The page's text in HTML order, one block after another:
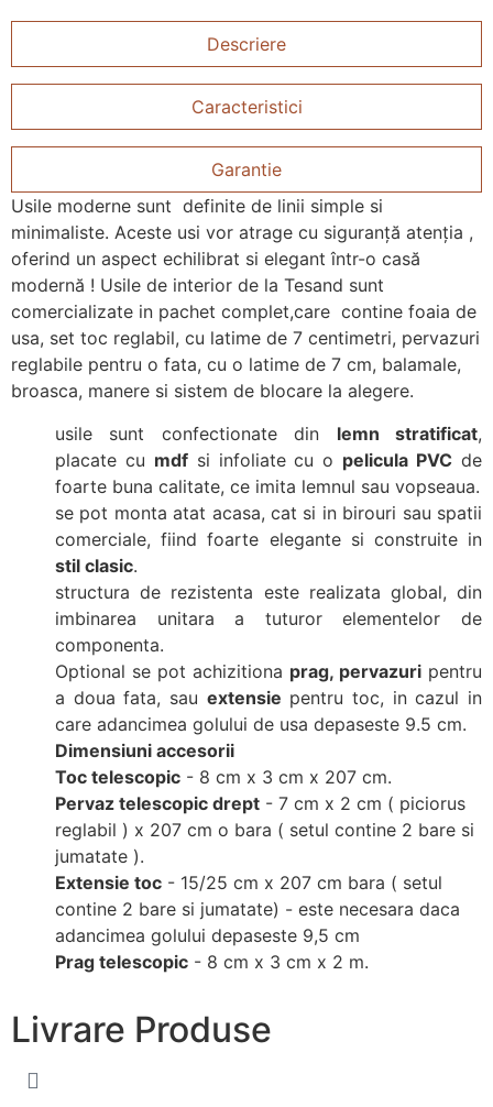
Descriere
Caracteristici
Garantie
Usile moderne sunt definite de linii simple si
minimaliste. Aceste usi vor atrage cu siguranță atenția ,
oferind un aspect echilibrat si elegant într-o casă
modernă ! Usile de interior de la Tesand sunt
comercializate in pachet complet,care contine foaia de
usa, set toc reglabil, cu latime de 7 centimetri, pervazuri
reglabile pentru o fata, cu o latime de 7 cm, balamale,
broasca, manere si sistem de blocare la alegere.
usile sunt confectionate din lemn stratificat,
placate cu mdfsi infoliate cu o pelicula PVC de
foarte buna calitate, ce imita lemnul sau vopseaua.
se pot monta atat acasa, cat si in birouri sau spatii
comerciale, fiind foarte elegante si construite in
stil clasic.
structura de rezistenta este realizata global, din
imbinarea unitara a tuturor elementelor de
componenta.
Optional se pot achizitiona prag, pervazuri pentru
a doua fata, sau extensie pentru toc, in cazul in
care adancimea golului de usa depaseste 9.5 cm.
Dimensiuni accesorii
Toc telescopic - 8 cm x 3 cm x 207 cm.
Pervaz telescopic drept - 7 cm x 2 cm ( piciorus
reglabil ) x 207 cm o bara ( setul contine 2 bare si
jumatate ).
Extensie toc - 15/25 cm x 207 cm bara ( setul
contine 2 bare si jumatate) - este necesara daca
adancimea golului depaseste 9,5 cm
Prag telescopic - 8 cm x 3 cm x 2 m.
Livrare Produse